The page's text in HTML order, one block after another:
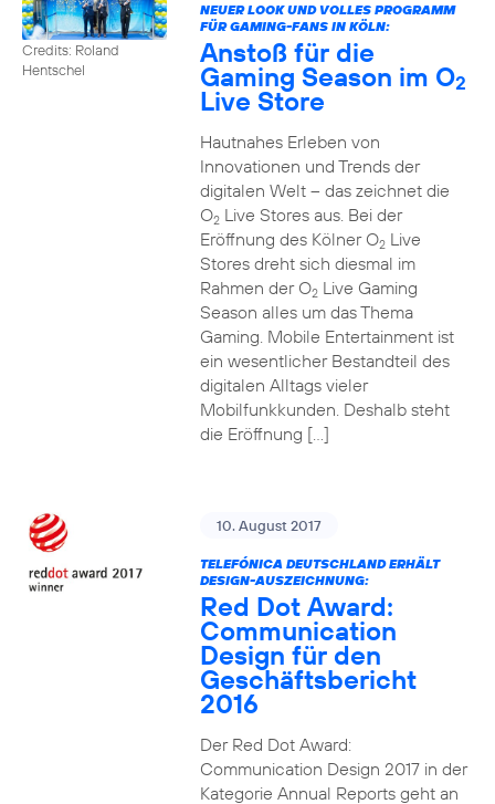
Credits: Roland
Hentschel
NEUER LOOK UND VOLLES PROGRAMM
FÜR GAMING-FANS IN KÖLN:
Anstoß für die
Gaming Season im O2
Live Store
Hautnahes Erleben von
Innovationen und Trends der
digitalen Welt – das zeichnet die
O2Live Stores aus. Bei der
Eröffnung des Kölner O2Live
Stores dreht sich diesmal im
Rahmen der O2Live Gaming
Season alles um das Thema
Gaming. Mobile Entertainment ist
ein wesentlicher Bestandteil des
digitalen Alltags vieler
Mobilfunkkunden. Deshalb steht
die Eröffnung […]
10. August 2017
TELEFÓNICA DEUTSCHLAND ERHÄLT
DESIGN-AUSZEICHNUNG:
Red Dot Award:
Communication
Design für den
Geschäftsbericht
2016
Der Red Dot Award:
Communication Design 2017 in der
Kategorie Annual Reports geht an